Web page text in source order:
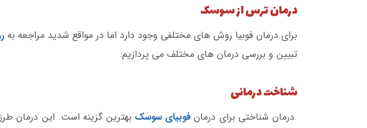
درمان ترس از سوسک
برای درمان فوبیا روش های مختلفی وجود دارد اما در مواقع شدید مراجعه به
تبیین و بررسی درمان های مختلف می پردازیم:
شناخت درمانی
درمان شناختی برای درمان فوبیای سوسک بهترین گزینه است. این درمان